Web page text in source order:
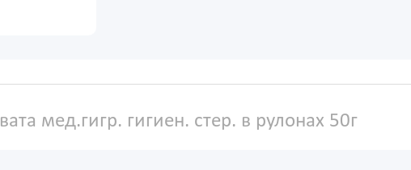
вата мед.гигр. гигиен. стер. в рулонах 50г